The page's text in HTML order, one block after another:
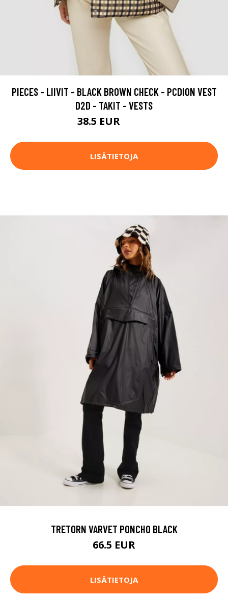
PIECES - LIIVIT - BLACK BROWN CHECK - PCDION VEST
D2D - TAKIT - VESTS
38.5 EUR
LISÄTIETOJA
TRETORN VARVET PONCHO BLACK
66.5 EUR
LISÄTIETOJA